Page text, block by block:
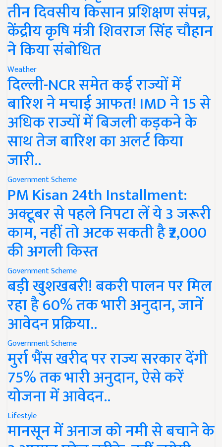
तीन दिवसीय किसान प्रशिक्षण संपन्न,
केंद्रीय कृषि मंत्री शिवराज सिंह चौहान
ने किया संबोधित
Weather
दिल्ली-NCR समेत कई राज्यों में
बारिश ने मचाई आफत! IMD ने 15 से
अधिक राज्यों में बिजली कड़कने के
साथ तेज बारिश का अलर्ट किया
जारी..
Government Scheme
PM Kisan 24th Installment:
अक्टूबर से पहले निपटा लें ये 3 जरूरी
काम, नहीं तो अटक सकती है ₹2,000
की अगली किस्त
Government Scheme
बड़ी खुशखबरी! बकरी पालन पर मिल
रहा है 60% तक भारी अनुदान, जानें
आवेदन प्रक्रिया..
Government Scheme
मुर्रा भैंस खरीद पर राज्य सरकार देंगी
75% तक भारी अनुदान, ऐसे करें
योजना में आवेदन..
Lifestyle
मानसून में अनाज को नमी से बचाने के